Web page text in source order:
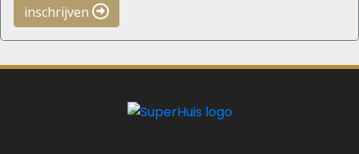
inschrijven